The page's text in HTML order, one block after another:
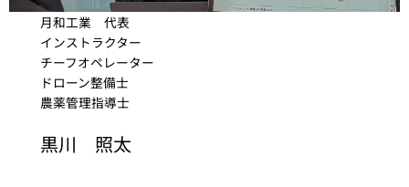
月和工業 代表
インストラクター
チーフオペレーター
ドローン整備士
農薬管理指導士
黒川 照太